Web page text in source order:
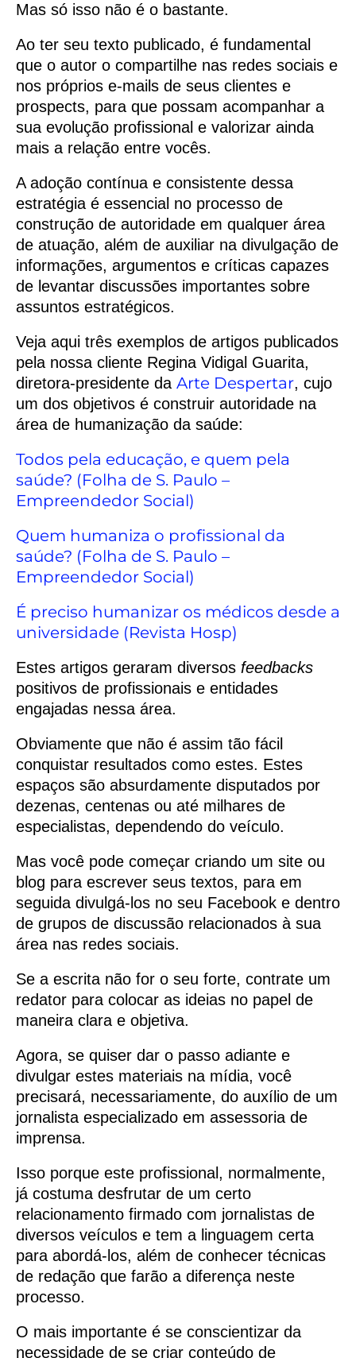
Mas só isso não é o bastante.
Ao ter seu texto publicado, é fundamental
que o autor o compartilhe nas redes sociais e
nos próprios e-mails de seus clientes e
prospects, para que possam acompanhar a
sua evolução profissional e valorizar ainda
mais a relação entre vocês.
A adoção contínua e consistente dessa
estratégia é essencial no processo de
construção de autoridade em qualquer área
de atuação, além de auxiliar na divulgação de
informações, argumentos e críticas capazes
de levantar discussões importantes sobre
assuntos estratégicos.
Veja aqui três exemplos de artigos publicados
pela nossa cliente Regina Vidigal Guarita,
diretora-presidente da Arte Despertar, cujo
um dos objetivos é construir autoridade na
área de humanização da saúde:
Todos pela educação, e quem pela
saúde? (Folha de S. Paulo –
Empreendedor Social)
Quem humaniza o profissional da
saúde? (Folha de S. Paulo –
Empreendedor Social)
É preciso humanizar os médicos desde a
universidade (Revista Hosp)
Estes artigos geraram diversos feedbacks
positivos de profissionais e entidades
engajadas nessa área.
Obviamente que não é assim tão fácil
conquistar resultados como estes. Estes
espaços são absurdamente disputados por
dezenas, centenas ou até milhares de
especialistas, dependendo do veículo.
Mas você pode começar criando um site ou
blog para escrever seus textos, para em
seguida divulgá-los no seu Facebook e dentro
de grupos de discussão relacionados à sua
área nas redes sociais.
Se a escrita não for o seu forte, contrate um
redator para colocar as ideias no papel de
maneira clara e objetiva.
Agora, se quiser dar o passo adiante e
divulgar estes materiais na mídia, você
precisará, necessariamente, do auxílio de um
jornalista especializado em assessoria de
imprensa.
Isso porque este profissional, normalmente,
já costuma desfrutar de um certo
relacionamento firmado com jornalistas de
diversos veículos e tem a linguagem certa
para abordá-los, além de conhecer técnicas
de redação que farão a diferença neste
processo.
O mais importante é se conscientizar da
necessidade de se criar conteúdo de